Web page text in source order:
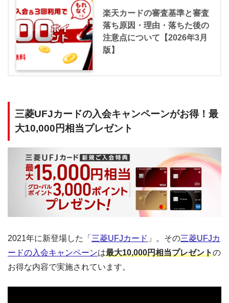
楽天カードの審査基準と審査
落ち原因・理由・落ちた後の
注意点について【2026年3月
版】
三菱UFJカードの入会キャンペーンがお得！最
大10,000円相当プレゼント
2021年に新登場した「 三菱UFJカード 」。その三菱UFJカ
ードの入会キャンペーンは最大10,000円相当プレゼントの
お得な内容で実施されています。